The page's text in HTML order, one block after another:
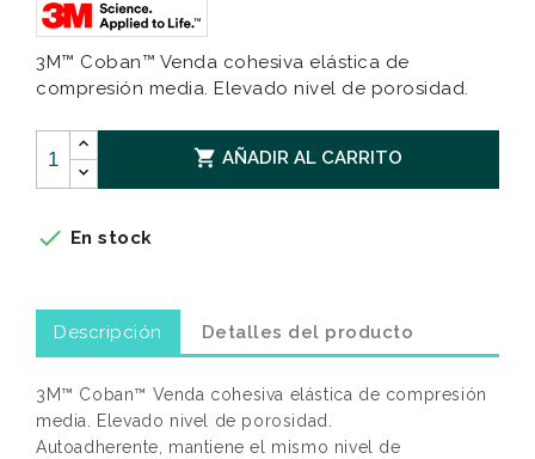
3M™ Coban™ Venda cohesiva elástica de
compresión media. Elevado nivel de porosidad.
 AÑADIR AL CARRITO
 En stock
Descripción Detalles del producto
3M™ Coban™ Venda cohesiva elástica de compresión
media. Elevado nivel de porosidad.
Autoadherente, mantiene el mismo nivel de